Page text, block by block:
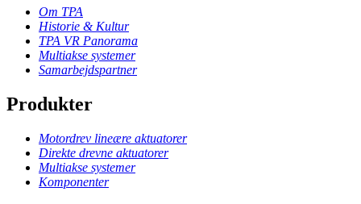
Om TPA
Historie & Kultur
TPA VR Panorama
Multiakse systemer
Samarbejdspartner
Produkter
Motordrev lineære aktuatorer
Direkte drevne aktuatorer
Multiakse systemer
Komponenter